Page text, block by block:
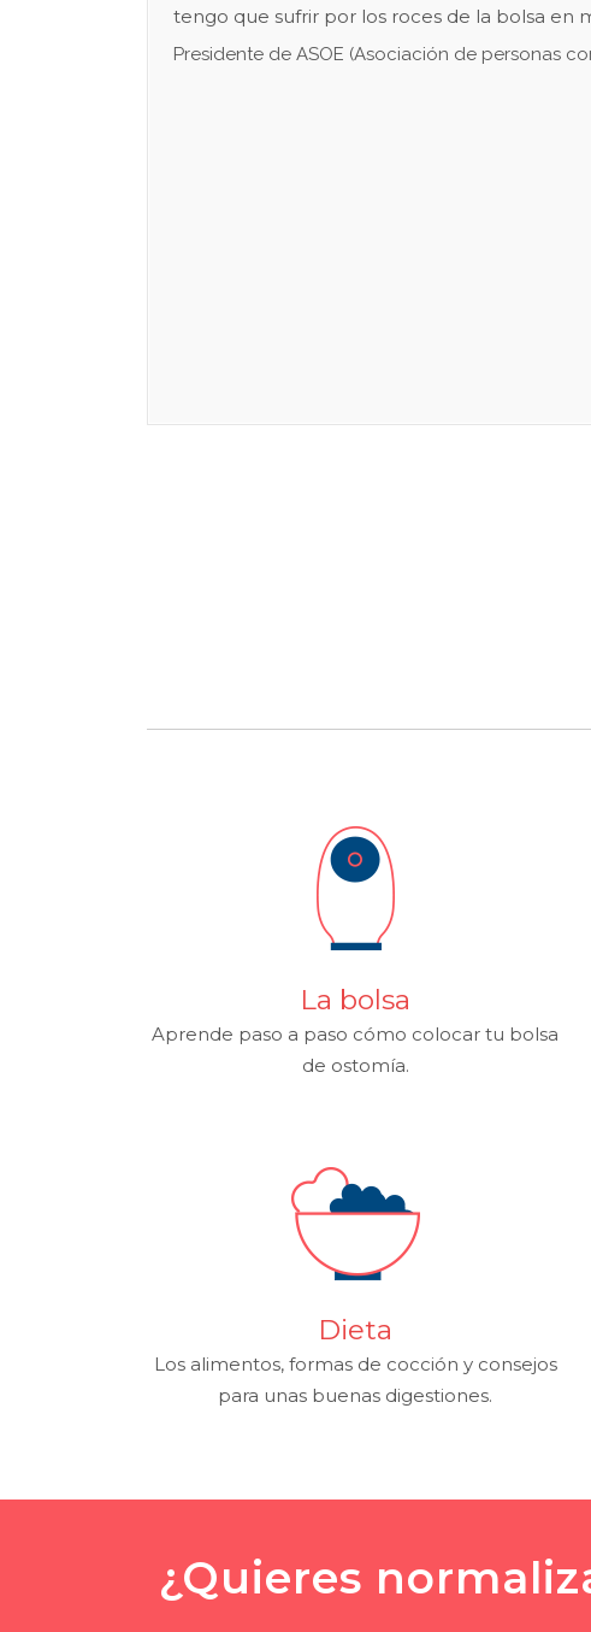
tengo que sufrir por los roces de la bolsa en
Presidente de ASOE (Asociación de personas
La bolsa
Aprende paso a paso cómo colocar tu bolsa
de ostomía.
Dieta
Los alimentos, formas de cocción y consejos
para unas buenas digestiones.
¿Quieres